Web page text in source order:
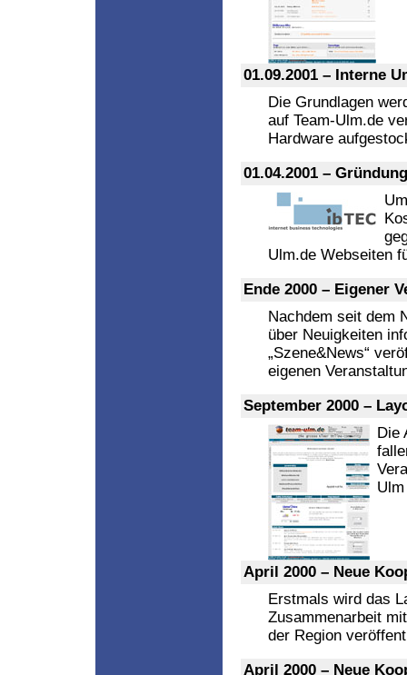
01.09.2001 – Interne
Die Grundlagen
auf Team-Ulm.de
Hardware
01.04.2001 –
Ulm.de Webseiten
Ende 2000 – Eigener
Nachdem seit dem
über Neuigkeiten
„Szene&News“
eigenen
September 2000 –
Die
April 2000 – Neue
Erstmals wird das
Zusammenarbeit
der Region
April 2000 – Neue